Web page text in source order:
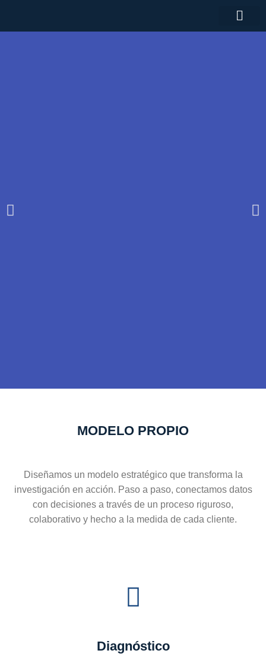
investigación
Encontramos nuevas formas
de ofrecer respuestas a las
preguntas de investigación
MODELO PROPIO
Diseñamos un modelo estratégico que transforma la
investigación en acción. Paso a paso, conectamos datos
con decisiones a través de un proceso riguroso,
colaborativo y hecho a la medida de cada cliente.
Diagnóstico